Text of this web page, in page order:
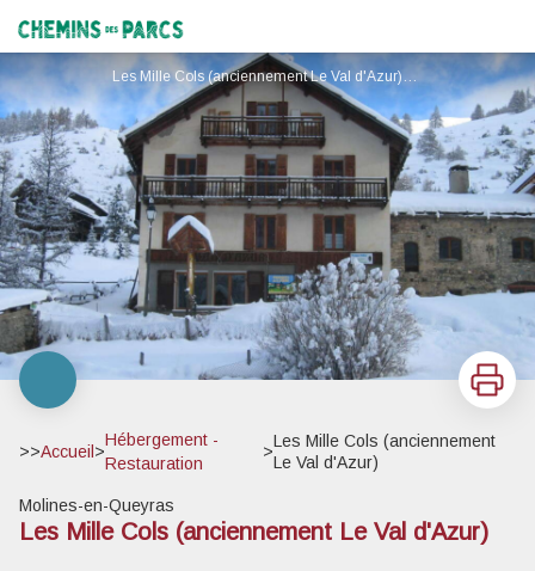
Chemins des Parcs
Les Mille Cols (anciennement Le Val d'Azur)_Molines-en-Queyras
Imprimer
>>Accueil >
Hébergement -
Restauration
>
Les Mille Cols (anciennement
Le Val d'Azur)
Molines-en-Queyras
Les Mille Cols (anciennement Le Val d'Azur)